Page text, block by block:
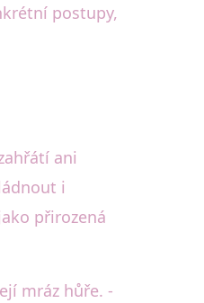
postupy,
ani
i
přirozená
mráz hůře. -